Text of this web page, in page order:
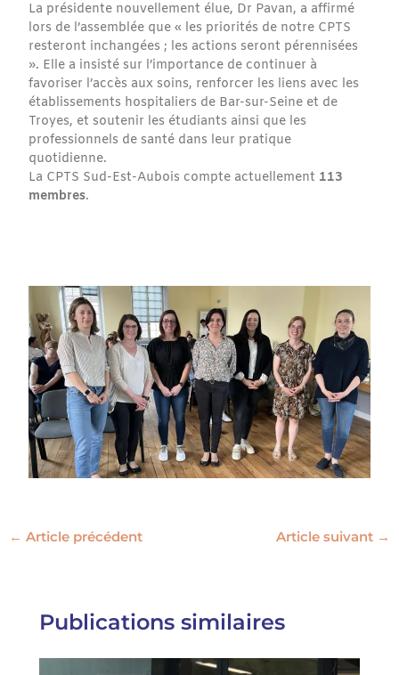
La présidente nouvellement élue, Dr Pavan, a affirmé
lors de l’assemblée que « les priorités de notre CPTS
resteront inchangées ; les actions seront pérennisées
». Elle a insisté sur l’importance de continuer à
favoriser l’accès aux soins, renforcer les liens avec les
établissements hospitaliers de Bar-sur-Seine et de
Troyes, et soutenir les étudiants ainsi que les
professionnels de santé dans leur pratique
quotidienne.
La CPTS Sud-Est-Aubois compte actuellement 113
membres.
← Article précédent Article suivant →
Publications similaires